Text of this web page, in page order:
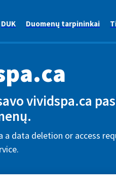
DUK Duomenų tarpininkai
vividspa.ca
a data deletion or access